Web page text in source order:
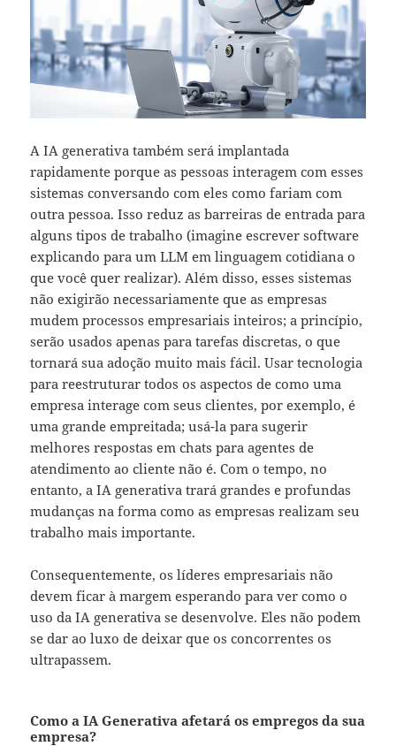
A IA generativa também será implantada
rapidamente porque as pessoas interagem com esses
sistemas conversando com eles como fariam com
outra pessoa. Isso reduz as barreiras de entrada para
alguns tipos de trabalho (imagine escrever software
explicando para um LLM em linguagem cotidiana o
que você quer realizar). Além disso, esses sistemas
não exigirão necessariamente que as empresas
mudem processos empresariais inteiros; a princípio,
serão usados apenas para tarefas discretas, o que
tornará sua adoção muito mais fácil. Usar tecnologia
para reestruturar todos os aspectos de como uma
empresa interage com seus clientes, por exemplo, é
uma grande empreitada; usá-la para sugerir
melhores respostas em chats para agentes de
atendimento ao cliente não é. Com o tempo, no
entanto, a IA generativa trará grandes e profundas
mudanças na forma como as empresas realizam seu
trabalho mais importante.
Consequentemente, os líderes empresariais não
devem ficar à margem esperando para ver como o
uso da IA generativa se desenvolve. Eles não podem
se dar ao luxo de deixar que os concorrentes os
ultrapassem.
Como a IA Generativa afetará os empregos da sua
empresa?